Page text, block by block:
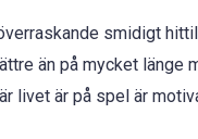
smidigt
än på mycket länge
livet är på spel är